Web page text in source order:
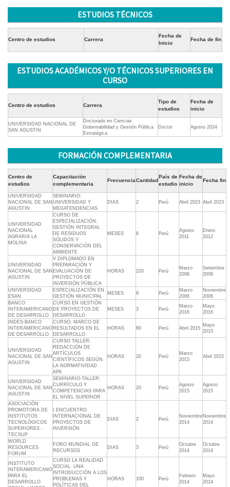
ESTUDIOS TÉCNICOS
Centro de estudios Carrera
Fecha de
Inicio
Fecha de fin
ESTUDIOS ACADÉMICOS Y/O TÉCNICOS SUPERIORES EN
CURSO
Centro de estudios Carrera
Tipo de
estudios
Fecha de
inicio
UNIVERSIDAD NACIONAL DE
SAN AGUSTIN
Doctorado en Ciencias
Gobernabilidad y Gestión Pública
Estratégica
Doctor Agosto 2024
FORMACIÓN COMPLEMENTARIA
Centro de
estudios
Capacitación
complementaria
FrecuenciaCantidad
País de
estudio
Fecha de
inicio
Fecha fin
UNIVERSIDAD
NACIONAL DE SAN
AGUSTIN
SEMINARIO:
UNIVERSIDAD Y
MEGATENDENCIAS
DIAS 2 Perú Abril 2023 Abril 2023
UNIVERSIDAD
NACIONAL
AGRARIA LA
MOLINA
CURSO DE
ESPECIALIZACIÓN:
GESTIÓN INTEGRAL
DE RESIDUOS
SÓLIDOS Y
CONSERVACIÓN DEL
AMBIENTE
MESES 6 Perú
Agosto
2011
Enero
2012
UNIVERSIDAD
NACIONAL DE SAN
AGUSTIN
V DIPLOMADO EN
PREPARACIÓN Y
EVALUACIÓN DE
PROYECTOS DE
INVERSIÓN PÚBLICA
HORAS 220 Perú
Marzo
2008
Setiembre
2008
UNIVERSIDAD
ESAN
ESPECIALIZACIÓN EN
GESTIÓN MUNICIPAL
MESES 9 Perú
Marzo
2006
Noviembre
2006
BANCO
INTERAMERICANO
DE DESARROLLO
CURSO EN GESTIÓN
DE PROYECTOS DE
DESARROLLO
MESES 3 Perú
Marzo
2016
Mayo
2016
INDES-BANCO
INTERAMERICANO
DE DESARROLLO
CURSO: MARCO DE
RESULTADOS EN EL
DESARROLLO
HORAS 60 Perú Abril 2015
Mayo
2015
UNIVERSIDAD
NACIONAL DE SAN
AGUSTIN
CURSO TALLER:
REDACCIÓN DE
ARTÍCULOS
CIENTÍFICOS SEGÚN
LA NORMATIVIDAD
APA
HORAS 20 Perú
Marzo
2015
Abril 2015
UNIVERSIDAD
NACIONAL DE SAN
AGUSTIN
SEMINARIO-TALLER:
CURRÍCULO Y
COMPETENCIAS PARA
EL NIVEL SUPERIOR
HORAS 20 Perú
Agosto
2015
Agosto
2015
ASOCIACIÓN
PROMOTORA DE
INSTITUTOS
TECNOLÓGICOS
SUPERIORES -
TECSUP
I ENCUENTRO
INTERNACIONAL DE
PROYECTOS DE
INVERSIÓN
DIAS 2 Perú
Noviembre
2014
Noviembre
2014
WORLD
RESOURCES
FORUM
FORO MUNDIAL DE
RECURSOS
DIAS 3 Perú
Octubre
2014
Octubre
2014
INSTITUTO
INTERAMERICANO
PARA EL
DESARROLLO
CURSO LA REALIDAD
SOCIAL: UNA
INTRODUCCIÓN A LOS
PROBLEMAS Y
POLÍTICAS DEL
HORAS 100 Perú
Febrero
2014
Mayo
2014